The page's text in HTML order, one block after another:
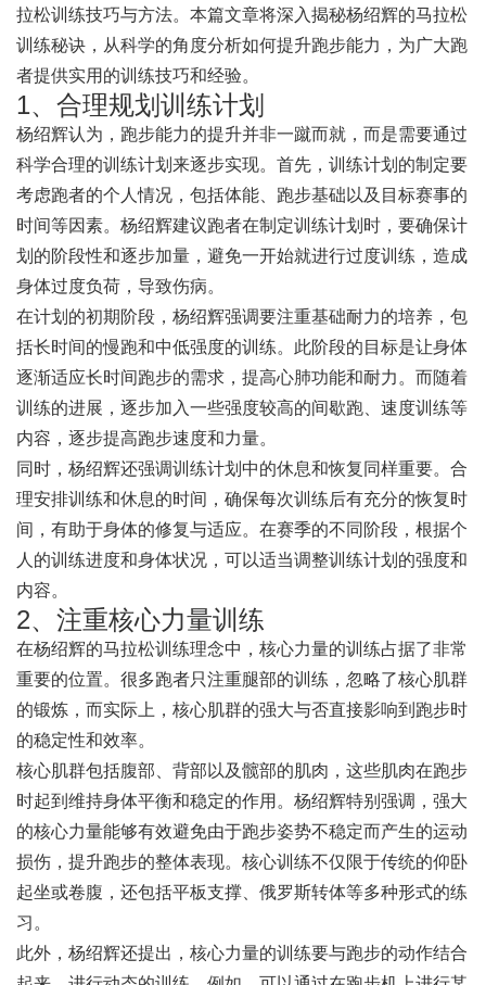
拉松训练技巧与方法。本篇文章将深入揭秘杨绍辉的马拉松
训练秘诀，从科学的角度分析如何提升跑步能力，为广大跑
者提供实用的训练技巧和经验。
1、合理规划训练计划
杨绍辉认为，跑步能力的提升并非一蹴而就，而是需要通过
科学合理的训练计划来逐步实现。首先，训练计划的制定要
考虑跑者的个人情况，包括体能、跑步基础以及目标赛事的
时间等因素。杨绍辉建议跑者在制定训练计划时，要确保计
划的阶段性和逐步加量，避免一开始就进行过度训练，造成
身体过度负荷，导致伤病。
在计划的初期阶段，杨绍辉强调要注重基础耐力的培养，包
括长时间的慢跑和中低强度的训练。此阶段的目标是让身体
逐渐适应长时间跑步的需求，提高心肺功能和耐力。而随着
训练的进展，逐步加入一些强度较高的间歇跑、速度训练等
内容，逐步提高跑步速度和力量。
同时，杨绍辉还强调训练计划中的休息和恢复同样重要。合
理安排训练和休息的时间，确保每次训练后有充分的恢复时
间，有助于身体的修复与适应。在赛季的不同阶段，根据个
人的训练进度和身体状况，可以适当调整训练计划的强度和
内容。
2、注重核心力量训练
在杨绍辉的马拉松训练理念中，核心力量的训练占据了非常
重要的位置。很多跑者只注重腿部的训练，忽略了核心肌群
的锻炼，而实际上，核心肌群的强大与否直接影响到跑步时
的稳定性和效率。
核心肌群包括腹部、背部以及髋部的肌肉，这些肌肉在跑步
时起到维持身体平衡和稳定的作用。杨绍辉特别强调，强大
的核心力量能够有效避免由于跑步姿势不稳定而产生的运动
损伤，提升跑步的整体表现。核心训练不仅限于传统的仰卧
起坐或卷腹，还包括平板支撑、俄罗斯转体等多种形式的练
习。
此外，杨绍辉还提出，核心力量的训练要与跑步的动作结合